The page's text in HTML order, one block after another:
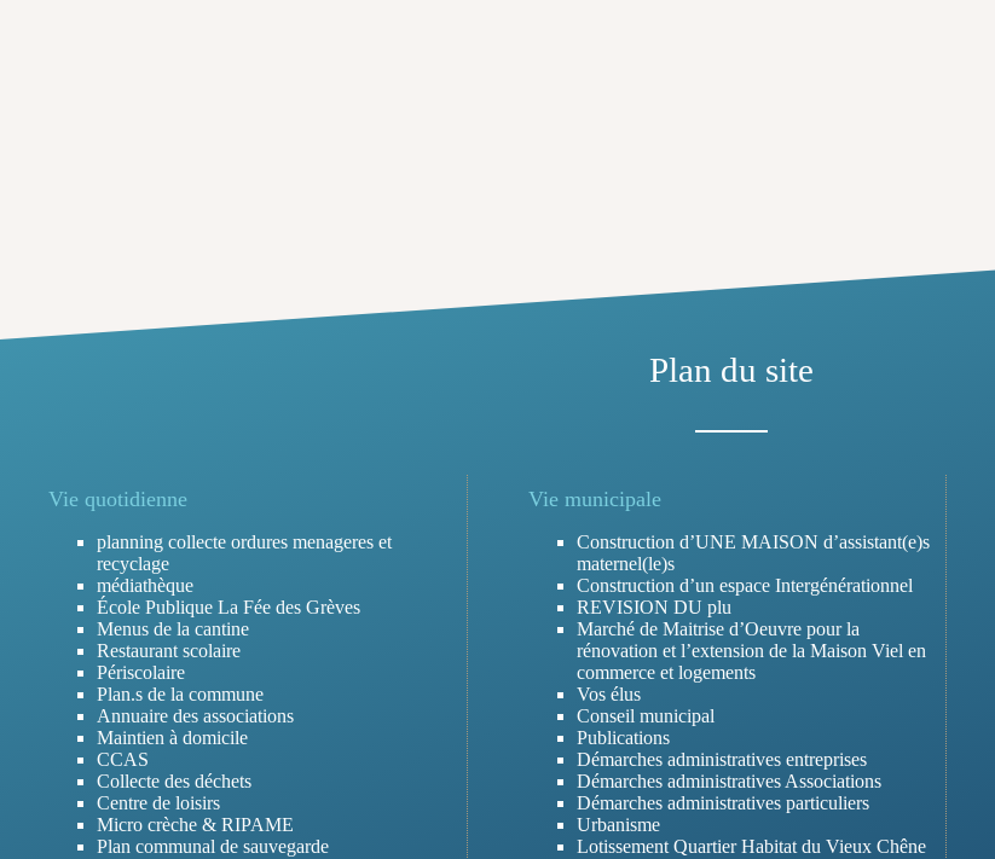
Plan du site
Vie quotidienne
planning collecte ordures menageres et
recyclage
médiathèque
École Publique La Fée des Grèves
Menus de la cantine
Restaurant scolaire
Périscolaire
Plan.s de la commune
Annuaire des associations
Maintien à domicile
CCAS
Collecte des déchets
Centre de loisirs
Micro crèche & RIPAME
Plan communal de sauvegarde
Vie municipale
Construction d’UNE MAISON d’assistant(e)s
maternel(le)s
Construction d’un espace Intergénérationnel
REVISION DU plu
Marché de Maitrise d’Oeuvre pour la
rénovation et l’extension de la Maison Viel en
commerce et logements
Vos élus
Conseil municipal
Publications
Démarches administratives entreprises
Démarches administratives Associations
Démarches administratives particuliers
Urbanisme
Lotissement Quartier Habitat du Vieux Chêne